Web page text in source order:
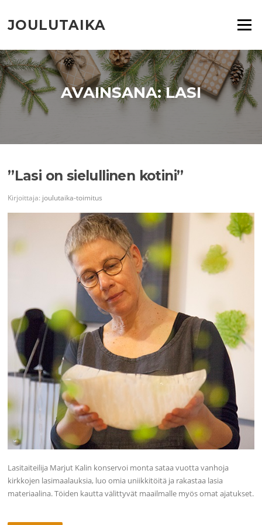
suoraan
sisältöön
JOULUTAIKA Valikko
AVAINSANA:LASI
”Lasi on sielullinen kotini”
Kirjoittaja: joulutaika-toimitus
Lasitaiteilija Marjut Kalin konservoi monta sataa vuotta vanhoja
kirkkojen lasimaalauksia, luo omia uniikkitöitä ja rakastaa lasia
materiaalina. Töiden kautta välittyvät maailmalle myös omat ajatukset.